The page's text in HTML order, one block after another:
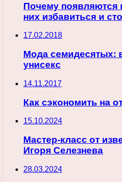
Почему появляются
них избавиться и
17.02.2018
Мода семидесятых:
унисекс
14.11.2017
Как сэкономить на
15.10.2024
Мастер-класс от
Игоря Селезнева
28.03.2024